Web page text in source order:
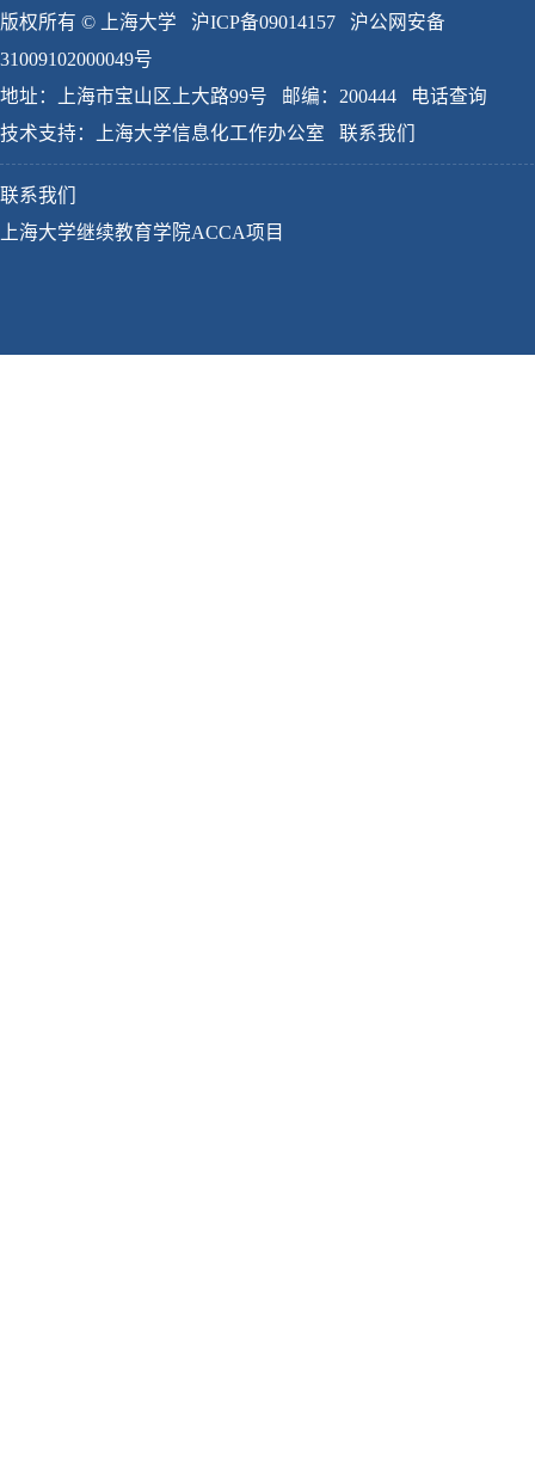
版权所有 © 上海大学 沪ICP备09014157
沪公网安备
31009102000049号
地址：上海市宝山区上大路99号 邮编：200444
电话查询
技术支持：
上海大学信息化工作办公室 联系我们
联系我们
上海大学继续教育学院ACCA项目